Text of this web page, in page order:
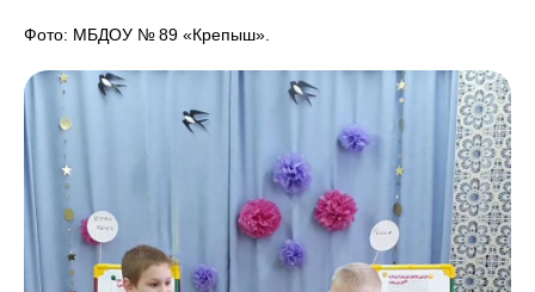
Фото: МБДОУ № 89 «Крепыш».